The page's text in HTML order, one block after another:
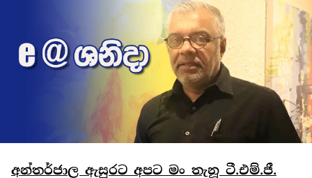
අන්තර්ජාල ඇසුරට අපට මං තැනූ ටී.එම්.ජී.